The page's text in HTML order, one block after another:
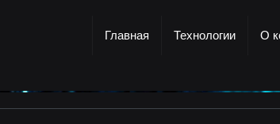
Главная Технологии О